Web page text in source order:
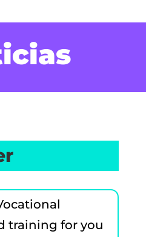
training for you